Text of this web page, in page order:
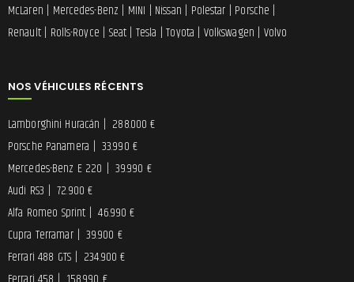
McLaren | Mercedes-Benz | MINI | Nissan | Polestar | Porsche |
Renault| Rolls-Royce | Seat | Tesla |Toyota | Volkswagen | Volvo
NOS VÉHICULES RÉCENTS
Lamborghini Huracán | 288.000 €
Porsche Panamera | 33.990 €
Mercedes-Benz E 220 | 39.990 €
Audi RS3 | 72.900 €
Alfa Romeo Sprint | 46.990 €
Cupra Terramar | 39.900 €
Ferrari 488 GTS | 234.900 €